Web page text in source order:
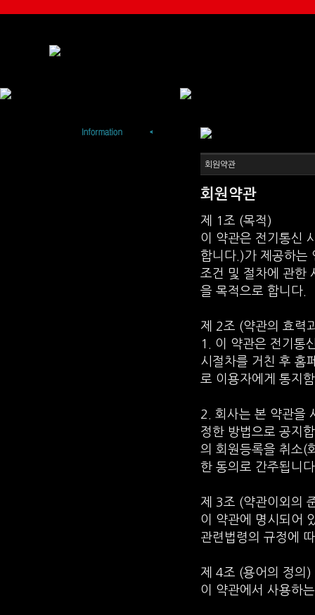
회원약관
회원약관
제 1조 (목적)
이 약관은 전기통신
합니다.)가 제공하는
조건 및 절차에 관한
을 목적으로 합니다.
제 2조 (약관의 효력
1. 이 약관은 전기통
시절차를 거친 후 홈
로 이용자에게 통지
2. 회사는 본 약관을
정한 방법으로 공지
의 회원등록을 취소(
한 동의로 간주됩니
제 3조 (약관이외의
이 약관에 명시되어
관련법령의 규정에
제 4조 (용어의 정의)
이 약관에서 사용하